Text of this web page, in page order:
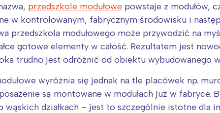
przedszkole modułowe powstaje z modułów,
w kontrolowanym, fabrycznym środowisku i
przedszkola modułowego może przywodzić na
gotowe elementy w całość. Rezultatem jest
trudno jest odróżnić od obiektu wybudowanego
wyróżnia się jednak na tle placówek np.
są montowane w modułach już w fabryce.
wąskich działkach – jest to szczególnie istotne dla